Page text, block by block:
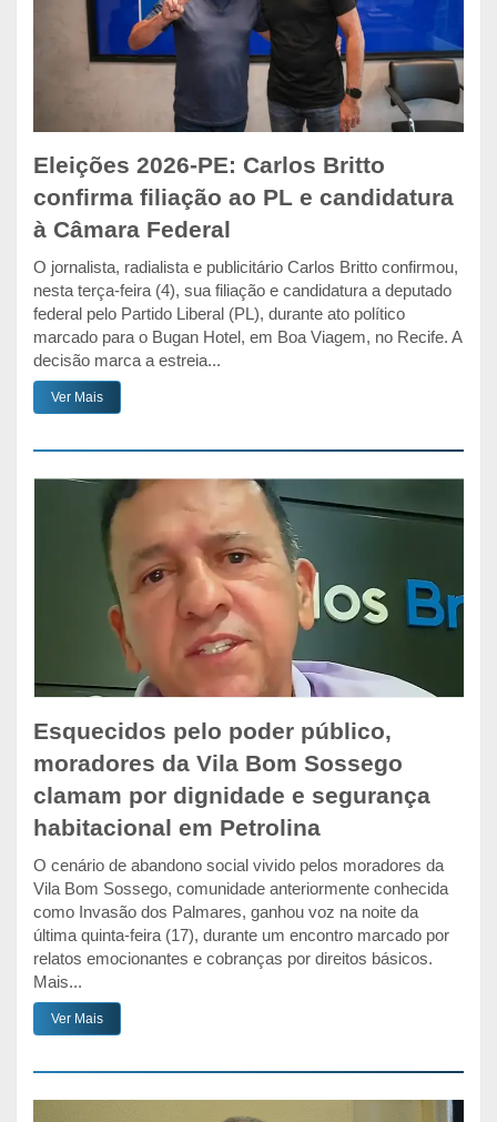
Eleições 2026-PE: Carlos Britto
confirma filiação ao PL e candidatura
à Câmara Federal
O jornalista, radialista e publicitário Carlos Britto confirmou,
nesta terça-feira (4), sua filiação e candidatura a deputado
federal pelo Partido Liberal (PL), durante ato político
marcado para o Bugan Hotel, em Boa Viagem, no Recife. A
decisão marca a estreia...
Ver Mais
Esquecidos pelo poder público,
moradores da Vila Bom Sossego
clamam por dignidade e segurança
habitacional em Petrolina
O cenário de abandono social vivido pelos moradores da
Vila Bom Sossego, comunidade anteriormente conhecida
como Invasão dos Palmares, ganhou voz na noite da
última quinta-feira (17), durante um encontro marcado por
relatos emocionantes e cobranças por direitos básicos.
Mais...
Ver Mais